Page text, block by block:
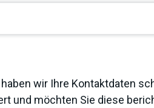
wir Ihre Kontaktdaten
und möchten Sie diese